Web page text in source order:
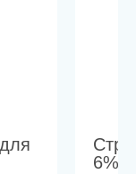
6%